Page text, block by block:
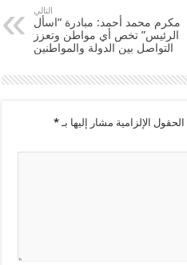
التالي
مكرم محمد أحمد: مبادرة “اسأل
الرئيس” تخص أي مواطن وتعزز
التواصل بين الدولة والمواطنين
الحقول الإلزامية مشار إليها بـ*